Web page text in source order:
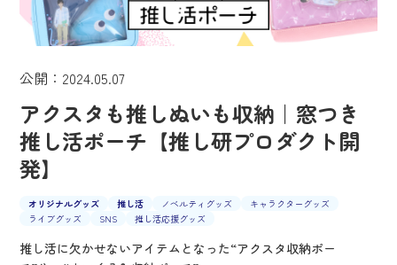
公開：2024.05.07
アクスタも推しぬいも収納｜窓つき
推し活ポーチ【推し研プロダクト開
発】
オリジナルグッズ 推し活 ノベルティグッズ
キャラクターグッズ
ライブグッズ
SNS 推し活応援グッズ
推し活に欠かせないアイテムとなった“アクスタ収納ポー